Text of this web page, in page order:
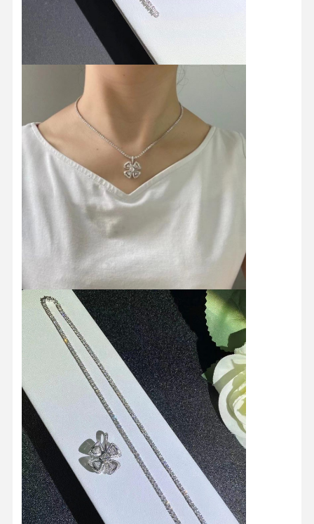
Chuyến
Tham Quan
Kiểm Soát
Chất Lượng
Chúng Tôi
Các Vụ Án Blog
Yêu Cầu Đặt
Nhẫn kim cương 18K
Chiếc vòng tay vàng 18KT
Chiếc vòng cổ 18K
Chiếc vòng tay vàng 18K
Chiếc vòng đeo tay đồng hồ kim cương
Vòng tai bằng vàng 18 carat
18K vàng Brooch
Bộ đồ trang sức 18K
Chiếc vòng tay kim cương 14K
Chiếc nhẫn vàng 14 carat
Chiếc vòng tay bằng vàng 14CT